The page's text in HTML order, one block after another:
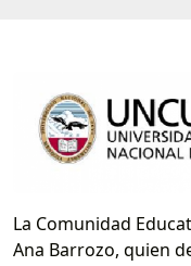
La Comunidad
Ana Barrozo, quien